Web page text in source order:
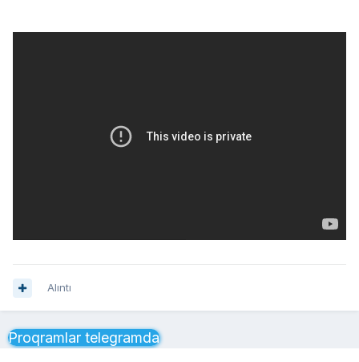
Alıntı
Proqramlar telegramda